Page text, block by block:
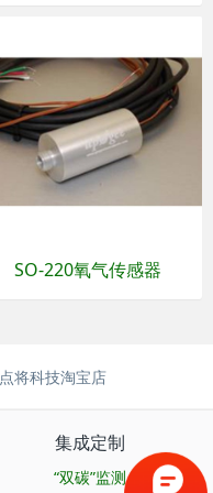
SO-220氧气传感器
点将科技淘宝店
集成定制
“双碳”监测